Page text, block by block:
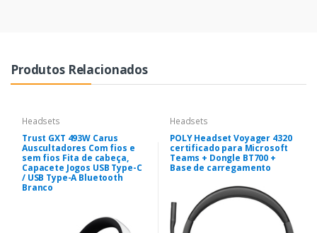
Produtos Relacionados
Headsets
Trust GXT 493W Carus
Auscultadores Com fios e
sem fios Fita de cabeça,
Capacete Jogos USB Type-C
/ USB Type-A Bluetooth
Branco
Headsets
POLY Headset Voyager 4320
certificado para Microsoft
Teams + Dongle BT700 +
Base de carregamento